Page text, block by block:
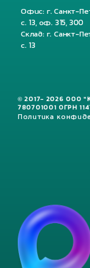
Офис: г. Санкт-
с. 13, оф. 315, 300
Склад: г. Санкт-
с. 13
© 2017- 2026 ООО
780701001 ОГРН
Политика